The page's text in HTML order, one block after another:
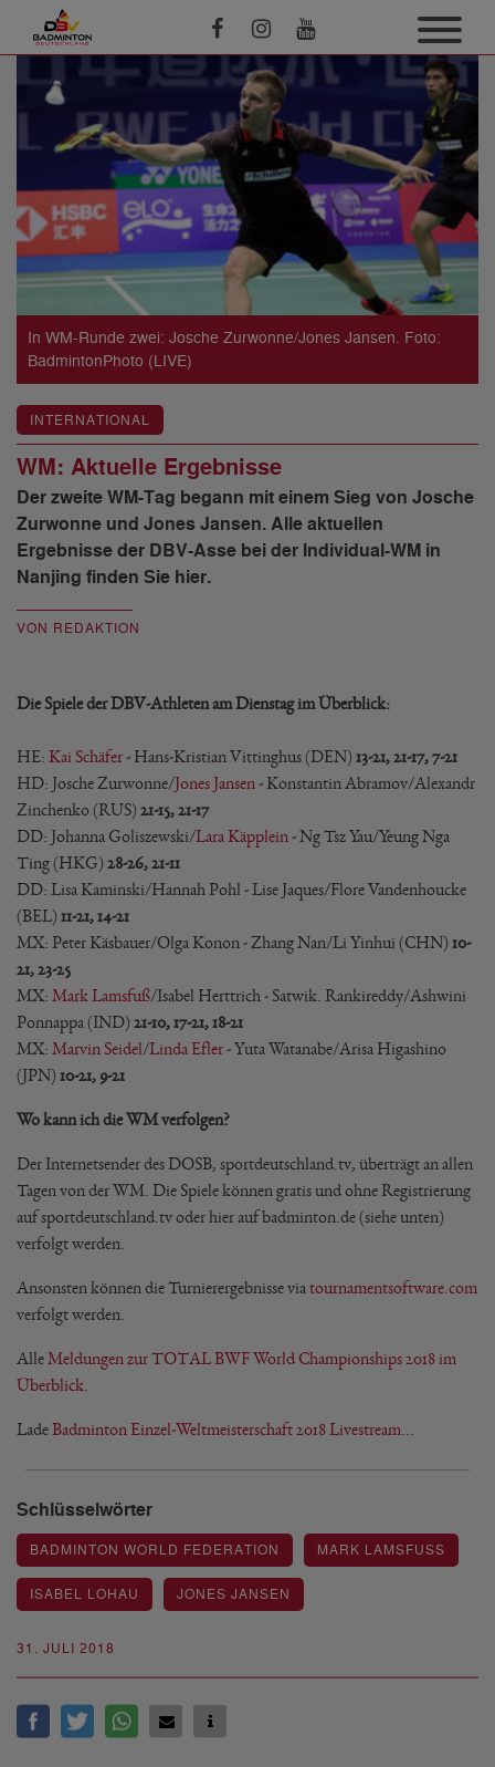
In WM-Runde zwei: Josche Zurwonne/Jones Jansen. Foto:
BadmintonPhoto (LIVE)
31. JULI 2018
INTERNATIONAL
WM: Aktuelle Ergebnisse
Der zweite WM-Tag begann mit einem Sieg von Josche
Zurwonne und Jones Jansen. Alle aktuellen
Ergebnisse der DBV-Asse bei der Individual-WM in
Nanjing finden Sie hier.
VON REDAKTION
Die Spiele der DBV-Athleten am Dienstag im Überblick:
HE: Kai Schäfer- Hans-Kristian Vittinghus (DEN) 13-21, 21-17, 7-21
HD: Josche Zurwonne/Jones Jansen - Konstantin Abramov/Alexandr
Zinchenko (RUS) 21-15, 21-17
DD: Johanna Goliszewski/Lara Käpplein - Ng Tsz Yau/Yeung Nga
Ting (HKG) 28-26, 21-11
DD: Lisa Kaminski/Hannah Pohl - Lise Jaques/Flore Vandenhoucke
(BEL) 11-21, 14-21
MX: Peter Käsbauer/Olga Konon - Zhang Nan/Li Yinhui (CHN) 10-
21, 23-25
MX: Mark Lamsfuß/Isabel Herttrich - Satwik. Rankireddy/Ashwini
Ponnappa (IND) 21-10, 17-21, 18-21
MX: Marvin Seidel/Linda Efler- Yuta Watanabe/Arisa Higashino
(JPN) 10-21, 9-21
Wo kann ich die WM verfolgen?
Der Internetsender des DOSB, sportdeutschland.tv, überträgt an allen
Tagen von der WM. Die Spiele können gratis und ohne Registrierung
auf sportdeutschland.tv oder hier auf badminton.de (siehe unten)
verfolgt werden.
Ansonsten können die Turnierergebnisse via tournamentsoftware.com
verfolgt werden.
AlleMeldungen zur TOTAL BWF World Championships 2018 im
Überblick
LadeBadminton Einzel-Weltmeisterschaft 2018 Livestream
Schlüsselwörter
BADMINTON WORLD FEDERATION MARK LAMSFUSS
ISABEL LOHAU JONES JANSEN